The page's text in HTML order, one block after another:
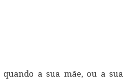
quando a sua mãe, ou a sua